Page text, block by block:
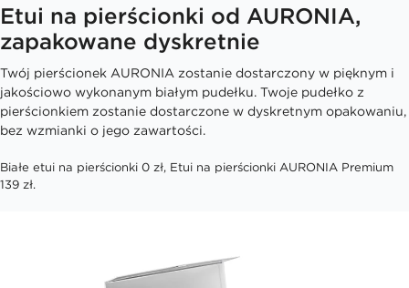
Etui na pierścionki od AURONIA,
zapakowane dyskretnie
Twój pierścionek AURONIA zostanie dostarczony w pięknym i
jakościowo wykonanym białym pudełku. Twoje pudełko z
pierścionkiem zostanie dostarczone w dyskretnym opakowaniu,
bez wzmianki o jego zawartości.
Białe etui na pierścionki 0 zł, Etui na pierścionki AURONIA Premium
139 zł.